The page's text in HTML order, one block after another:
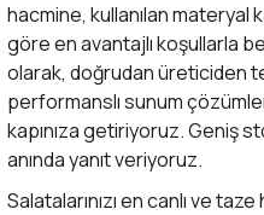
hacmine, kullanılan
göre en avantajlı koşullarla
olarak, doğrudan üreticiden
performanslı sunum
kapınıza getiriyoruz. Geniş
anında yanıt veriyoruz.
Salatalarınızı en canlı ve